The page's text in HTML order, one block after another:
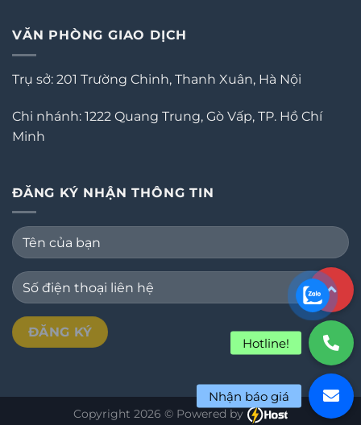
VĂN PHÒNG GIAO DỊCH
Trụ sở: 201 Trường Chinh, Thanh Xuân, Hà Nội
Chi nhánh: 1222 Quang Trung, Gò Vấp, TP. Hồ Chí
Minh
ĐĂNG KÝ NHẬN THÔNG TIN
Copyright 2026 © Powered by